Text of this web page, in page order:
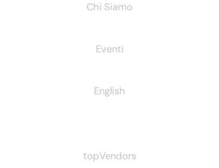
Chi Siamo
Eventi
English
topVendors